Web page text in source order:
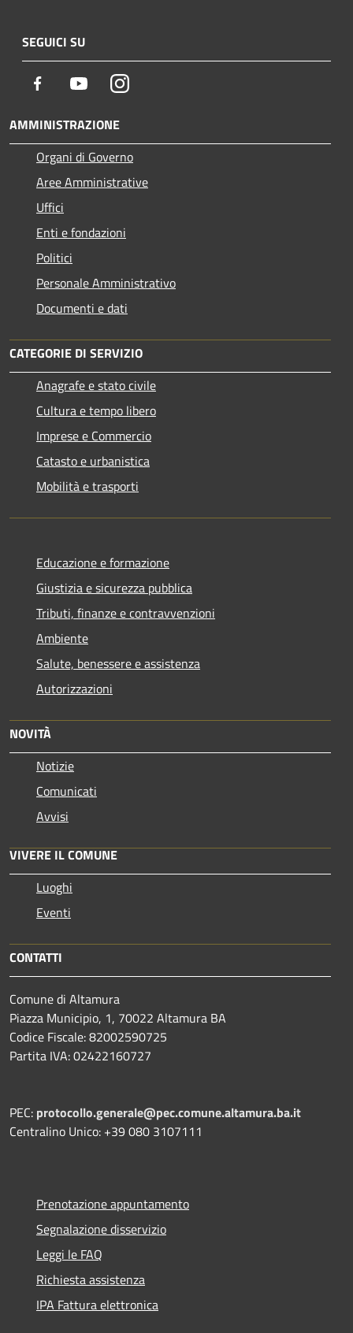
SEGUICI SU
Facebook YoutubeInstagram
AMMINISTRAZIONE
Organi di Governo
Aree Amministrative
Uffici
Enti e fondazioni
Politici
Personale Amministrativo
Documenti e dati
CATEGORIE DI SERVIZIO
Anagrafe e stato civile
Cultura e tempo libero
Imprese e Commercio
Catasto e urbanistica
Mobilità e trasporti
Educazione e formazione
Giustizia e sicurezza pubblica
Tributi, finanze e contravvenzioni
Ambiente
Salute, benessere e assistenza
Autorizzazioni
NOVITÀ
Notizie
Comunicati
Avvisi
VIVERE IL COMUNE
Luoghi
Eventi
CONTATTI
Comune di Altamura
Piazza Municipio, 1, 70022 Altamura BA
Codice Fiscale: 82002590725
Partita IVA: 02422160727
PEC: protocollo.generale@pec.comune.altamura.ba.it
Centralino Unico: +39 080 3107111
Prenotazione appuntamento
Segnalazione disservizio
Leggi le FAQ
Richiesta assistenza
IPA Fattura elettronica